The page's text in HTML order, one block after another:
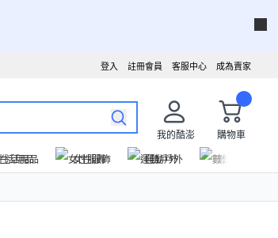
成為賣家
客服中心
註冊會員
登入
我的酷澎
購物車
生活用品 女性服飾 運動戶外 數位家電